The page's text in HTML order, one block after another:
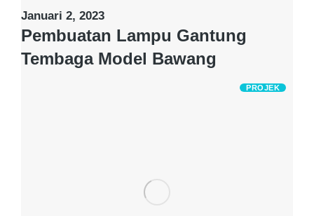
Januari 2, 2023
Pembuatan Lampu Gantung
Tembaga Model Bawang
PROJEK